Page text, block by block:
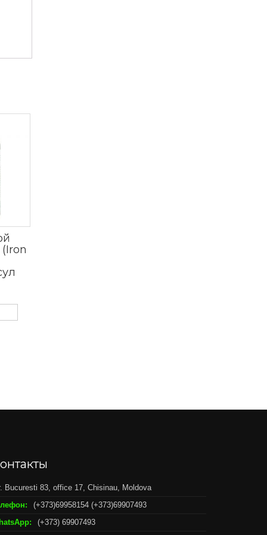
Bucuresti 83, office 17, Chisinau, Moldova
(+373)69958154 (+373)69907493
(+373) 69907493